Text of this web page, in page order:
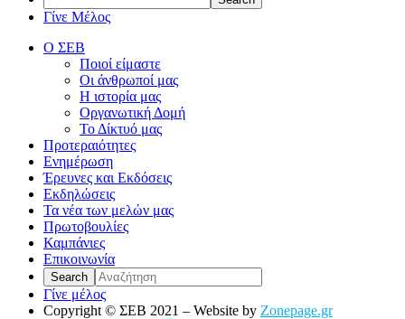
Γίνε Μέλος
Ο ΣΕΒ
Ποιοί είμαστε
Οι άνθρωποί μας
Η ιστορία μας
Οργανωτική Δομή
Το Δίκτυό μας
Προτεραιότητες
Ενημέρωση
Έρευνες και Εκδόσεις
Εκδηλώσεις
Τα νέα των μελών μας
Πρωτοβουλίες
Καμπάνιες
Επικοινωνία
Γίνε μέλος
Copyright © ΣΕΒ 2021 – Website by Zonepage.gr